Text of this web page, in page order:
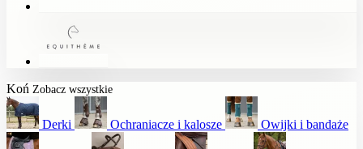
Koń Zobacz wszystkie
Derki Ochraniacze i kalosze Owijki i bandaże